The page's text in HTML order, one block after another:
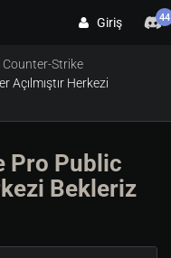
Giriş 44
Counter-Strike
Açılmıştır Herkezi
Pro Public
Bekleriz